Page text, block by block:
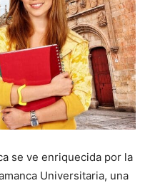
se ve enriquecida por la
Universitaria, una